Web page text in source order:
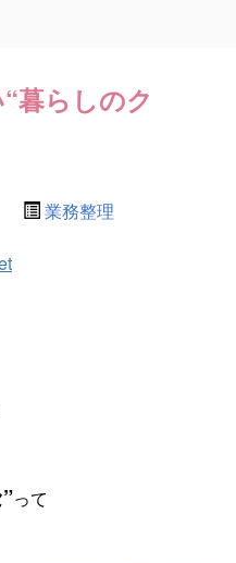
暮らしのク
業務整理
って